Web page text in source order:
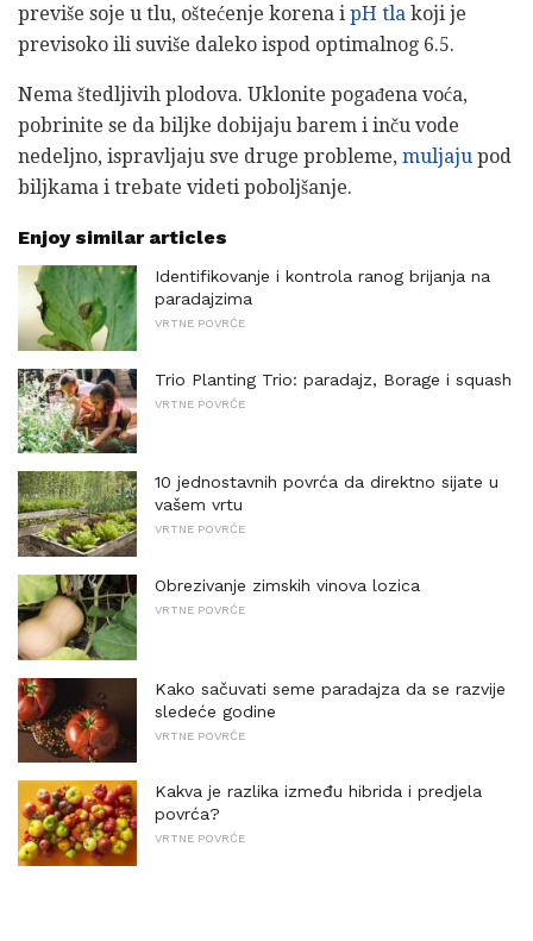
previše soje u tlu, oštećenje korena i pH tla koji je
previsoko ili suviše daleko ispod optimalnog 6.5.
Nema štedljivih plodova. Uklonite pogađena voća,
pobrinite se da biljke dobijaju barem i inču vode
nedeljno, ispravljaju sve druge probleme, muljaju pod
biljkama i trebate videti poboljšanje.
Enjoy similar articles
Identifikovanje i kontrola ranog brijanja na
paradajzima
VRTNE POVRĆE
Trio Planting Trio: paradajz, Borage i squash
VRTNE POVRĆE
10 jednostavnih povrća da direktno sijate u
vašem vrtu
VRTNE POVRĆE
Obrezivanje zimskih vinova lozica
VRTNE POVRĆE
Kako sačuvati seme paradajza da se razvije
sledeće godine
VRTNE POVRĆE
Kakva je razlika između hibrida i predjela
povrća?
VRTNE POVRĆE